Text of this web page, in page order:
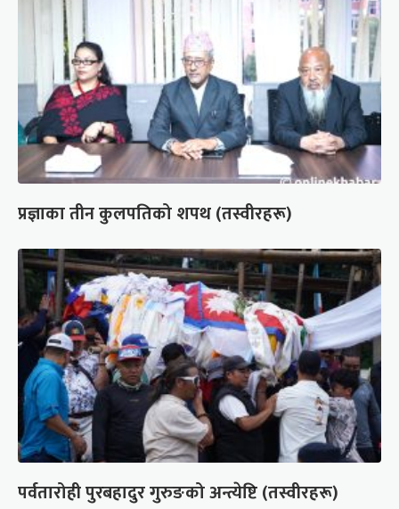
प्रज्ञाका तीन कुलपतिको शपथ (तस्वीरहरू)
पर्वतारोही पुरबहादुर गुरुङको अन्त्येष्टि (तस्वीरहरू)